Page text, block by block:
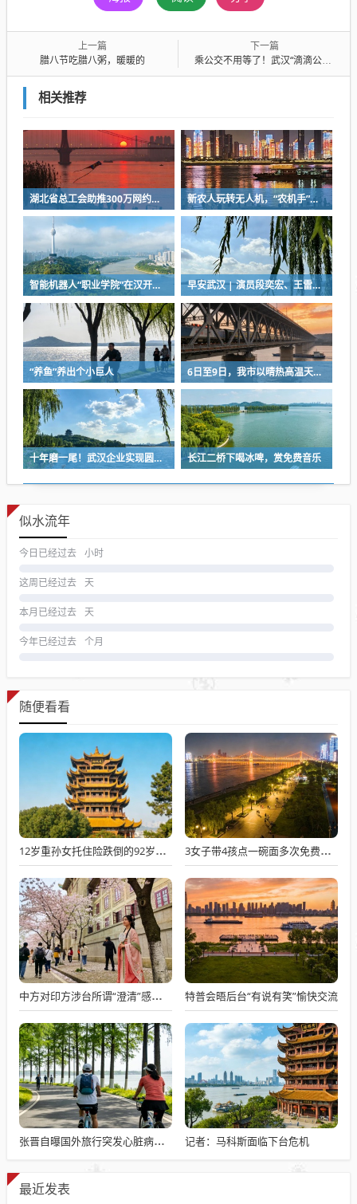
上一篇
腊八节吃腊八粥，暖暖的
下一篇
乘公交不用等了！武汉“滴滴公交”上路
相关推荐
湖北省总工会助推300万网约车司机降佣金 新农人玩转无人机，“农机手”赛项最热门
智能机器人“职业学院”在汉开学，教材就是人类的一举一动 早安武汉 | 演员段奕宏、王雷，在武汉获聘
“养鱼”养出个小巨人 6日至9日，我市以晴热高温天气为主
十年磨一尾！武汉企业实现圆口铜鱼规模化繁育 长江二桥下喝冰啤，赏免费音乐
似水流年
今日已经过去 小时
这周已经过去 天
本月已经过去 天
今年已经过去 个月
随便看看
12岁重孙女托住险跌倒的92岁太爷爷 3女子带4孩点一碗面多次免费续面
中方对印方涉台所谓“澄清”感到意外 特普会晤后台“有说有笑”愉快交流
张晋自曝国外旅行突发心脏病险丧命 记者：马科斯面临下台危机
最近发表